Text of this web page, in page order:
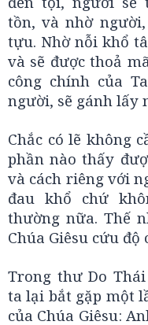
tồn, và nhờ
tựu. Nhờ nỗi khổ
và sẽ được thoả
công chính của
người, sẽ gánh lấy
Chắc có lẽ không
phần nào thấy
và cách riêng với
đau khổ chứ
thường nữa. Thế
Chúa Giêsu cứu độ
Trong thư Do
ta lại bắt gặp một
của Chúa Giêsu: